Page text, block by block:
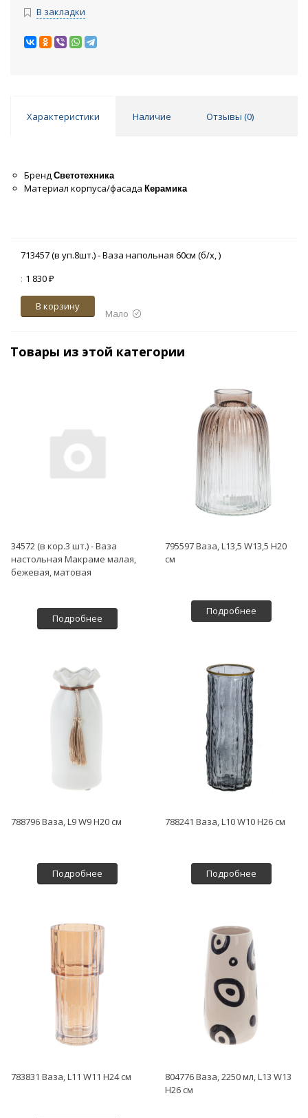
В закладки
Характеристики Наличие Отзывы (0)
Бренд Светотехника
Материал корпуса/фасада Керамика
713457 (в уп.8шт.) - Ваза напольная 60см (б/х, )
: 1 830 ₽
В корзину
Мало
Товары из этой категории
34572 (в кор.3 шт.) - Ваза
настольная Макраме малая,
бежевая, матовая
Подробнее
795597 Ваза, L13,5 W13,5 H20
см
Подробнее
788796 Ваза, L9 W9 H20 см
Подробнее
788241 Ваза, L10 W10 H26 см
Подробнее
783831 Ваза, L11 W11 H24 см
804776 Ваза, 2250 мл, L13 W13
H26 см